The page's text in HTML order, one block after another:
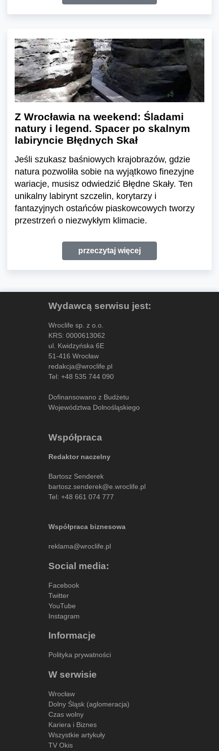
Z Wrocławia na weekend: Śladami
natury i legend. Spacer po skalnym
labiryncie Błędnych Skał
Jeśli szukasz baśniowych krajobrazów, gdzie
natura pozwoliła sobie na wyjątkowo finezyjne
wariacje, musisz odwiedzić Błędne Skały. Ten
unikalny labirynt szczelin, korytarzy i
fantazyjnych ostańców piaskowcowych tworzy
przestrzeń o niezwykłym klimacie.
przeczytaj więcej
Wydawcą serwisu jest:
Wroclife sp. z o.o.
KRS: 0000613062
ul. Kwidzyńska 6E
51-416 Wrocław
redakcja@wroclife.pl
Tel: +48 535 744 090
Dofinansowano z Budżetu
Województwa Dolnośląskiego
Współpraca
Redaktor naczelny
Bartosz Senderek
bartosz.senderek@e.wroclife.pl
Tel: +48 661 074 777
Współpraca biznesowa
reklama@wroclife.pl
Social media:
Facebook
Twitter
YouTube
Instagram
Informacje
Polityka prywatności
W serwisie
Wrocław
Dolny Śląsk (aglomeracja)
Czas wolny
Kariera i Biznes
Wszystkie artykuły
TV Okis